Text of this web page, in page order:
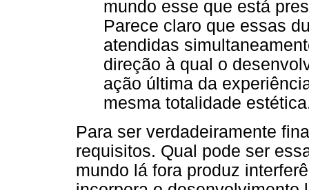
mundo esse que está
Parece claro que essas
atendidas
direção à qual o
ação última da
mesma totalidade
Para ser verdadeiramente
requisitos. Qual pode ser
mundo lá fora produz